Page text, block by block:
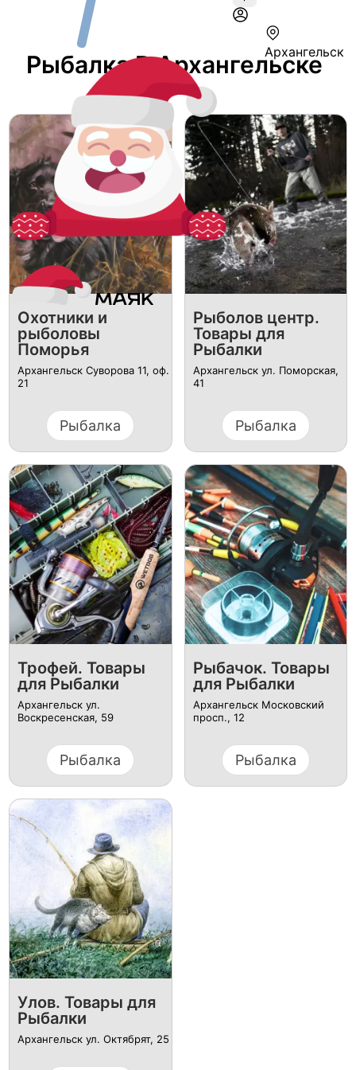
Архангельск
Рыбалка В Архангельске
Охотники и
рыболовы
Поморья
Архангельск Суворова 11, оф.
21
Рыбалка
Рыболов центр.
Товары для
Рыбалки
Архангельск ул. Поморская,
41
Рыбалка
Трофей. Товары
для Рыбалки
Архангельск ул.
Воскресенская, 59
Рыбалка
Рыбачок. Товары
для Рыбалки
Архангельск Московский
просп., 12
Рыбалка
Улов. Товары для
Рыбалки
Архангельск ул. Октябрят, 25